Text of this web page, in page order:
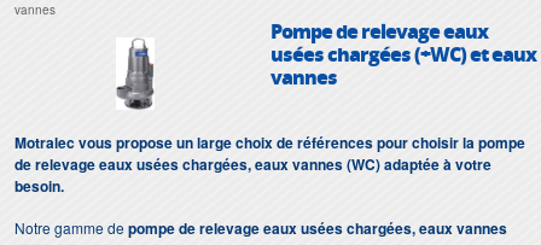
vannes
Pompe de relevage eaux
usées chargées (+WC) et eaux
vannes
Motralec vous propose un large choix de références pour choisir la pompe
de relevage eaux usées chargées, eaux vannes (WC) adaptée à votre
besoin.
Notre gamme depompe de relevage eaux usées chargées, eaux vannes